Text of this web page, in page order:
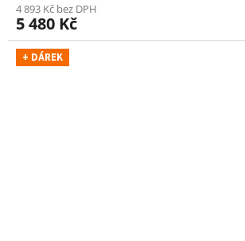
4 893 Kč bez DPH
5 480 Kč
+ DÁREK